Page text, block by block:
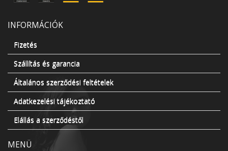
INFORMÁCIÓK
Fizetés
Szállítás és garancia
Általános szerződési feltételek
Adatkezelési tájékoztató
Elállás a szerződéstől
MENÜ